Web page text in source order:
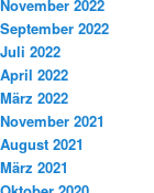
November 2022
September 2022
Juli 2022
April 2022
März 2022
November 2021
August 2021
März 2021